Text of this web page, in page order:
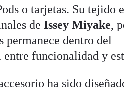
o tarjetas. Su tejido
deIssey Miyake,
permanece dentro del
funcionalidad y
ha sido